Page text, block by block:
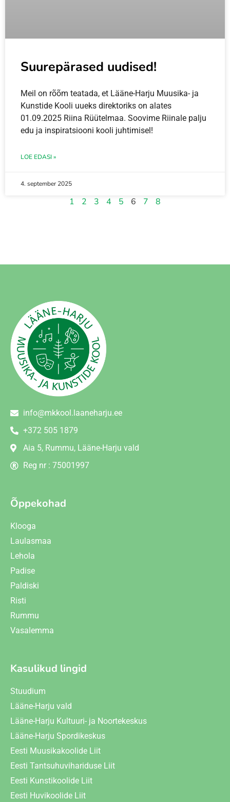
Suurepärased uudised!
Meil on rõõm teatada, et Lääne-Harju Muusika- ja
Kunstide Kooli uueks direktoriks on alates
01.09.2025 Riina Rüütelmaa. Soovime Riinale palju
edu ja inspiratsiooni kooli juhtimisel!
LOE EDASI »
4. september 2025
1 2 3 4 5 6 7 8
info@mkkool.laaneharju.ee
+372 505 1879
Aia 5, Rummu, Lääne-Harju vald
Reg nr : 75001997
Õppekohad
Klooga
Laulasmaa
Lehola
Padise
Paldiski
Risti
Rummu
Vasalemma
Kasulikud lingid
Stuudium
Lääne-Harju vald
Lääne-Harju Kultuuri- ja Noortekeskus
Lääne-Harju Spordikeskus
Eesti Muusikakoolide Liit
Eesti Tantsuhuvihariduse Liit
Eesti Kunstikoolide Liit
Eesti Huvikoolide Liit